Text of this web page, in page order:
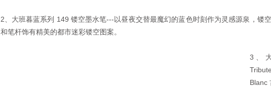
2、大班暮蓝系列 149 镂空墨水笔---以昼夜交替最魔幻的蓝色时刻作为灵感源泉，镂
和笔杆饰有精美的都市迷彩镂空图案。
3、
Blanc